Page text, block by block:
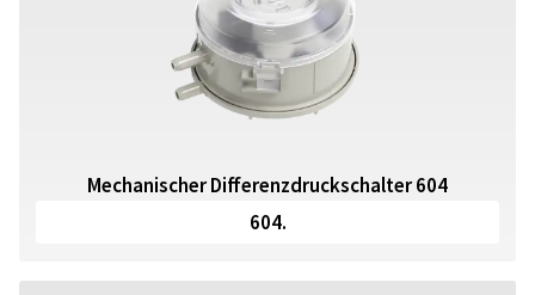
Mechanischer Differenzdruckschalter 604
604.